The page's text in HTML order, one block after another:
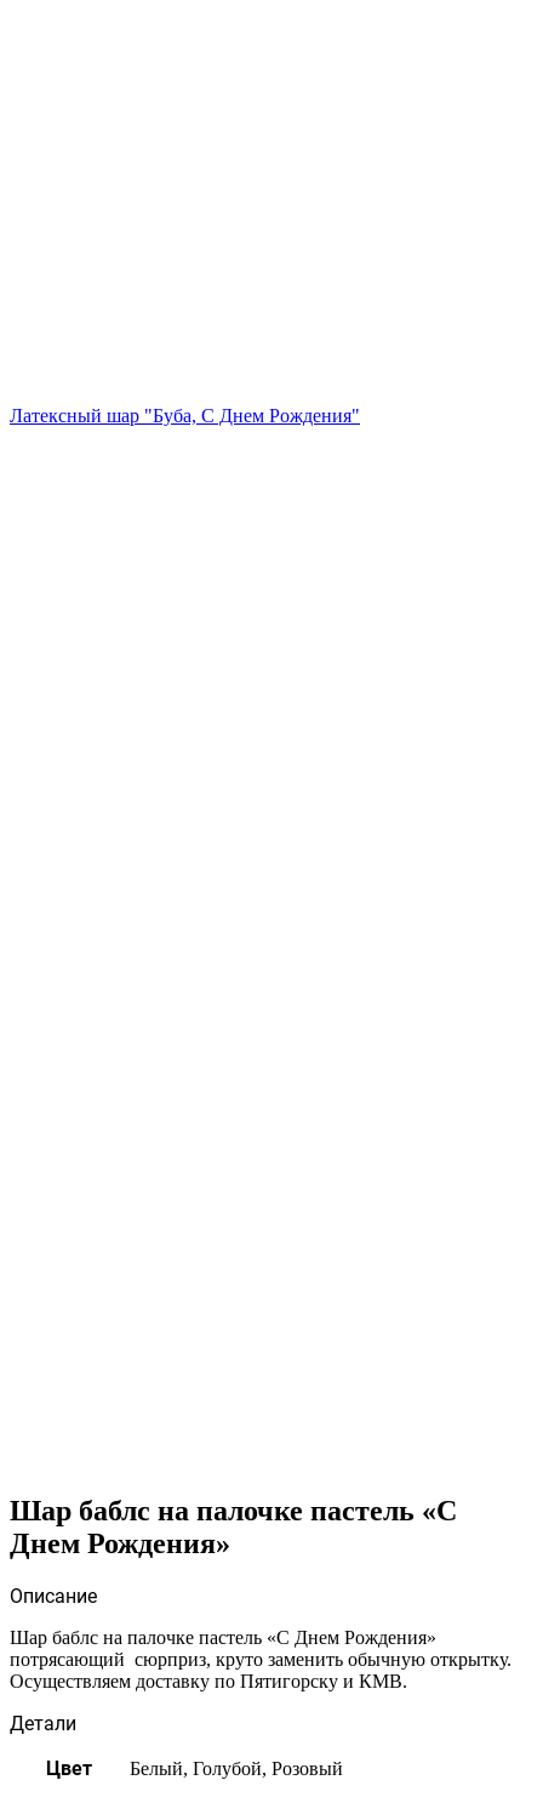
Латексный шар "Буба, С Днем Рождения"
Шар баблс на палочке пастель «С
Днем Рождения»
Описание
Шар баблс на палочке пастель «С Днем Рождения»
потрясающий сюрприз, круто заменить обычную открытку.
Осуществляем доставку по Пятигорску и КМВ.
Детали
Цвет
Белый, Голубой, Розовый